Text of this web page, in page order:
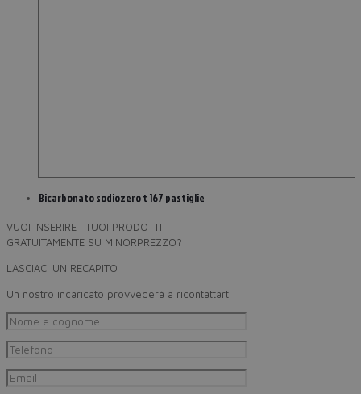
Bicarbonato sodiozero t 167 pastiglie
VUOI INSERIRE I TUOI PRODOTTI
GRATUITAMENTE SU MINORPREZZO?
LASCIACI UN RECAPITO
Un nostro incaricato provvederà a ricontattarti